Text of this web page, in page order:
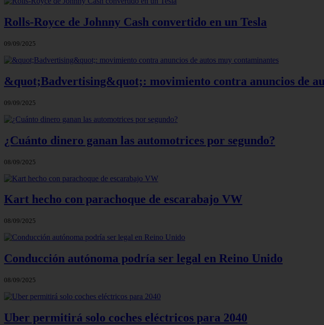
Rolls-Royce de Johnny Cash convertido en un Tesla
09/09/2025
&quot;Badvertising&quot;: movimiento contra anuncios de
09/09/2025
¿Cuánto dinero ganan las automotrices por segundo?
08/09/2025
Kart hecho con parachoque de escarabajo VW
08/09/2025
Conducción autónoma podría ser legal en Reino Unido
08/09/2025
Uber permitirá solo coches eléctricos para 2040